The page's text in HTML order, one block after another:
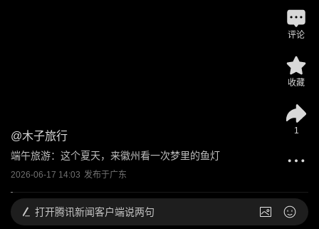
@木子旅行
端午旅游：这个夏天，来徽州看一次梦里的鱼灯
2026-06-17 14:03 发布于广东
评论
收藏
1
打开腾讯新闻客户端说两句